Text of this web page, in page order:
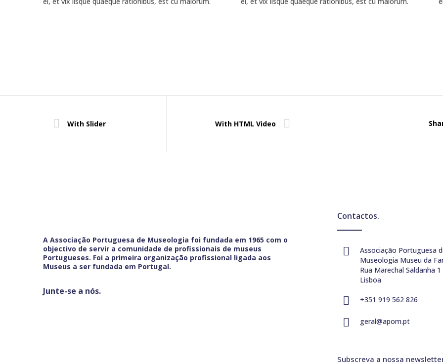
With Slider With HTML Video
A Associação Portuguesa de Museologia foi fundada em 1965 com o
objectivo de servir a comunidade de profissionais de museus
Portugueses. Foi a primeira organização profissional ligada aos
Museus a ser fundada em Portugal.
Junte-se a nós.
Contactos.
Associação Portuguesa
Museologia Museu da
Rua Marechal Saldanha
Lisboa
+351 919 562 826
geral@apom.pt
Subscreva a nossa